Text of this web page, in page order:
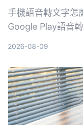
手機語音轉文字怎
Google Play語音
2026-08-09